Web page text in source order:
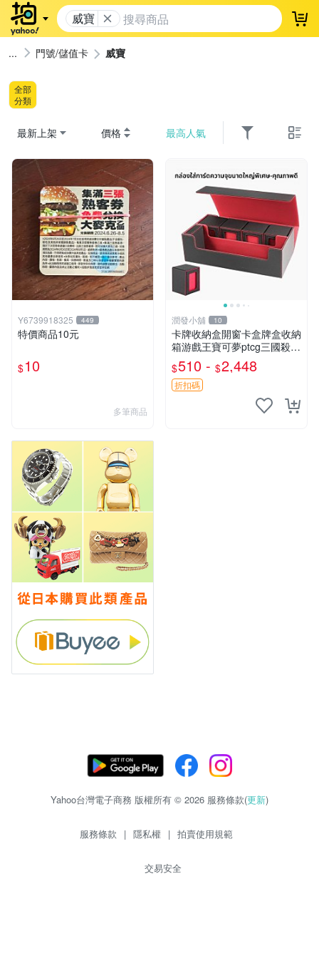
威寶 登
門號/儲值卡 威寶
全部
分類
最新上架 價格 最高人氣
Y6739918325 449
特價商品10元
$10
多筆商品
潤發小舖 10
卡牌收納盒開窗卡盒牌盒收納
箱游戲王寶可夢ptcg三國殺海
賊王dtcg
$510 - $2,448
折扣碼
Yahoo台灣電子商務 版權所有 © 2026 服務條款(更新)
服務條款 | 隱私權 | 拍賣使用規範
交易安全